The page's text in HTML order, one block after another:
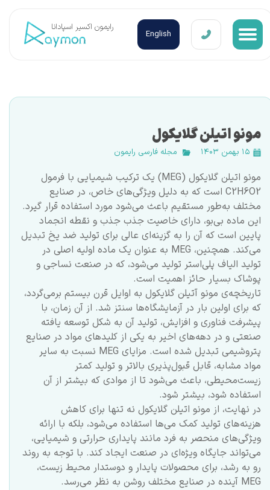
مونو اتیلن گلایکول
۱۵ بهمن ۱۴۰۳ مجله فارسی رایمون
مونو اتیلن گلایکول (MEG) یک ترکیب شیمیایی با فرمول
C2H6O2 است که به دلیل ویژگی‌های خاص، در صنایع
مختلف به‌طور مستقیم باعث می‌شود مورد استفاده قرار گیرد.
این ماده بی‌بو، دارای خاصیت جذب جذب و نقطه انجماد
پایین است که آن را به گزینه‌ای عالی برای تولید ضد یخ تبدیل
می‌کند. همچنین، MEG به عنوان یک ماده اولیه اصلی در
تولید الیاف پلی‌استر تولید می‌شود، که در صنعت نساجی و
پوشاک بسیار حائز اهمیت است.
تاریخچه‌ی مونو آتیلن گلایکول به اوایل قرن بیستم برمی‌گردد،
که برای اولین بار در آزمایشگاه‌ها سنتز شد. از آن زمان، با
پیشرفت فناوری و افزایش، تولید آن به شکل توسعه یافته
صنعتی و در دهه‌های اخیر به یکی از کلیدهای مواد در صنایع
پتروشیمی تبدیل شده است. مزایای MEG نسبت به سایر
مواد مشابه، قابل قبول‌پذیری بالاتر و تولید کمتر
زیست‌محیطی، باعث می‌شود تا از موادی که بیشتر از آن
استفاده شود، بیشتر شود.
در نهایت، از مونو اتیلن گلایکول نه تنها برای کاهش
هزینه‌های تولید کمک می‌‌‌‌‌‌‌‌‌‌‌‌‌‌‌‌‌‌‌‌‌‌‌‌‌‌‌‌‌‌‌‌‌‌ها استفاده می‌شود، بلکه با ارائه
ویژگی‌های منحصر به فرد مانند پایداری حرارتی و شیمیایی،
می‌تواند جایگاه ویژه‌ای در صنعت ایجاد کند. با توجه به روند
رو به رشد، برای محصولات پایدار و دوستدار محیط زیست،
MEG آینده در صنایع مختلف روشن به نظر می‌رسد.
​رایمون اکسیر اسپادانا
English